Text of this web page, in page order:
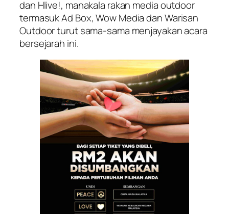
dan Hlive!, manakala rakan media outdoor
termasuk Ad Box, Wow Media dan Warisan
Outdoor turut sama-sama menjayakan acara
bersejarah ini.